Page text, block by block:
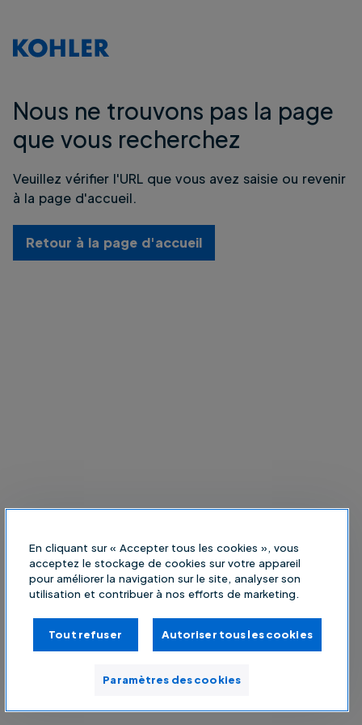
Nous ne trouvons pas la page
que vous recherchez
Veuillez vérifier l'URL que vous avez saisie ou revenir
à la page d'accueil.
Retour à la page d'accueil
En cliquant sur « Accepter tous les cookies », vous
acceptez le stockage de cookies sur votre appareil
pour améliorer la navigation sur le site, analyser son
utilisation et contribuer à nos efforts de marketing.
Tout refuser Autoriser tous les cookies
Paramètres des cookies